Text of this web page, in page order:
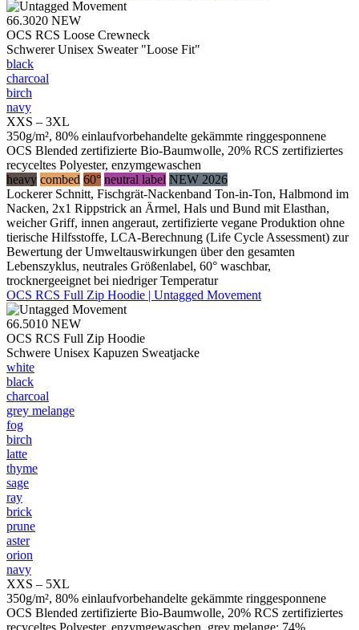
66.3020 NEW
OCS RCS Loose Crewneck
Schwerer Unisex Sweater "Loose Fit"
black
charcoal
birch
navy
XXS – 3XL
350g/m², 80% einlaufvorbehandelte gekämmte ringgesponnene
OCS Blended zertifizierte Bio-Baumwolle, 20% RCS zertifiziertes
recyceltes Polyester, enzymgewaschen
heavy combed 60° neutral label NEW 2026
Lockerer Schnitt, Fischgrät-Nackenband Ton-in-Ton, Halbmond im
Nacken, 2x1 Rippstrick an Ärmel, Hals und Bund mit Elasthan,
weicher Griff, innen angeraut, zertifizierte vegane Produktion ohne
tierische Hilfsstoffe, LCA-Berechnung (Life Cycle Assessment) zur
Bewertung der Umweltauswirkungen über den gesamten
Lebenszyklus, neutrales Größenlabel, 60° waschbar,
trocknergeeignet bei niedriger Temperatur
OCS RCS Full Zip Hoodie | Untagged Movement
66.5010 NEW
OCS RCS Full Zip Hoodie
Schwere Unisex Kapuzen Sweatjacke
white
black
charcoal
grey melange
fog
birch
latte
thyme
sage
ray
brick
prune
aster
orion
navy
XXS – 5XL
350g/m², 80% einlaufvorbehandelte gekämmte ringgesponnene
OCS Blended zertifizierte Bio-Baumwolle, 20% RCS zertifiziertes